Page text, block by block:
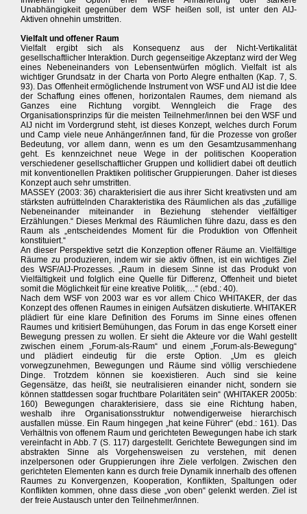
Unabhängigkeit gegenüber dem WSF heißen soll, ist unter den AIJ-
Aktiven ohnehin umstritten.
Vielfalt und offener Raum
Vielfalt ergibt sich als Konsequenz aus der Nicht-Vertikalität
gesellschaftlicher Interaktion. Durch gegenseitige Akzeptanz wird der Weg
eines Nebeneinanders von Lebensentwürfen möglich. Vielfalt ist als
wichtiger Grundsatz in der Charta von Porto Alegre enthalten (Kap. 7, S.
93). Das Offenheit ermöglichende Instrument von WSF und AIJ ist die Idee
der Schaffung eines offenen, horizontalen Raumes, dem niemand als
Ganzes eine Richtung vorgibt. Wenngleich die Frage des
Organisationsprinzips für die meisten Teilnehmer/innen bei den WSF und
AIJ nicht im Vordergrund steht, ist dieses Konzept, welches durch Forum
und Camp viele neue Anhänger/innen fand, für die Prozesse von großer
Bedeutung, vor allem dann, wenn es um den Gesamtzusammenhang
geht. Es kennzeichnet neue Wege in der politischen Kooperation
verschiedener gesellschaftlicher Gruppen und kollidiert dabei oft deutlich
mit konventionellen Praktiken politischer Gruppierungen. Daher ist dieses
Konzept auch sehr umstritten.
MASSEY (2003: 36) charakterisiert die aus ihrer Sicht kreativsten und am
stärksten aufrüttelnden Charakteristika des Räumlichen als das „zufällige
Nebeneinander miteinander in Beziehung stehender vielfältiger
Erzählungen.“ Dieses Merkmal des Räumlichen führe dazu, dass es den
Raum als „entscheidendes Moment für die Produktion von Offenheit
konstituiert.“
An dieser Perspektive setzt die Konzeption offener Räume an. Vielfältige
Räume zu produzieren, indem wir sie aktiv öffnen, ist ein wichtiges Ziel
des WSF/AIJ-Prozesses. „Raum in diesem Sinne ist das Produkt von
Vielfältigkeit und folglich eine Quelle für Differenz, Offenheit und bietet
somit die Möglichkeit für eine kreative Politik,…“ (ebd.: 40).
Nach dem WSF von 2003 war es vor allem Chico WHITAKER, der das
Konzept des offenen Raumes in einigen Aufsätzen diskutierte. WHITAKER
plädiert für eine klare Definition des Forums im Sinne eines offenen
Raumes und kritisiert Bemühungen, das Forum in das enge Korsett einer
Bewegung pressen zu wollen. Er sieht die Akteure vor die Wahl gestellt
zwischen einem „Forum-als-Raum“ und einem „Forum-als-Bewegung“
und plädiert eindeutig für die erste Option. „Um es gleich
vorwegzunehmen, Bewegungen und Räume sind völlig verschiedene
Dinge. Trotzdem können sie koexistieren. Auch sind sie keine
Gegensätze, das heißt, sie neutralisieren einander nicht, sondern sie
können stattdessen sogar fruchtbare Polaritäten sein“ (WHITAKER 2005b:
160) Bewegungen charakterisiere, dass sie eine Richtung haben,
weshalb ihre Organisationsstruktur notwendigerweise hierarchisch
ausfallen müsse. Ein Raum hingegen „hat keine Führer“ (ebd.: 161). Das
Verhältnis von offenem Raum und gerichteten Bewegungen habe ich stark
vereinfacht in Abb. 7 (S. 117) dargestellt. Gerichtete Bewegungen sind im
abstrakten Sinne als Vorgehensweisen zu verstehen, mit denen
inzelpersonen oder Gruppierungen ihre Ziele verfolgen. Zwischen den
gerichteten Elementen kann es durch freie Dynamik innerhalb des offenen
Raumes zu Konvergenzen, Kooperation, Konflikten, Spaltungen oder
Konflikten kommen, ohne dass diese „von oben“ gelenkt werden. Ziel ist
der freie Austausch unter den Teilnehmer/innen.